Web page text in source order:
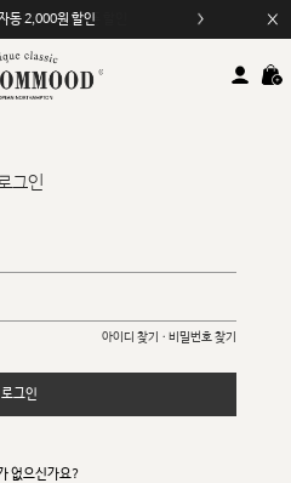
동 2,000원 할인
그인
아이디 찾기 · 비밀번호 찾기
로그인
없으신가요?